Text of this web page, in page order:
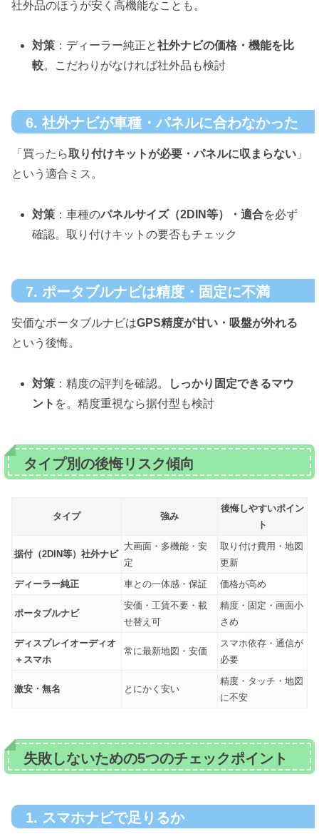
社外品のほうが安く高機能なことも。
対策 ：ディーラー純正と社外ナビの価格・機能を比
較。こだわりがなければ社外品も検討
6. 社外ナビが車種・パネルに合わなかった
「買ったら取り付けキットが必要・パネルに収まらない 」
という適合ミス。
対策 ：車種のパネルサイズ（2DIN等）・適合を必ず
確認。取り付けキットの要否もチェック
7. ポータブルナビは精度・固定に不満
安価なポータブルナビはGPS精度が甘い・吸盤が外れる
という後悔。
対策 ：精度の評判を確認。
しっかり固定できるマウ
ント を。精度重視なら据付型も検討
タイプ別の後悔リスク傾向
タイプ 強み
後悔しやすいポイン
ト
据付（2DIN等）社外ナビ
大画面・多機能・安
定
取り付け費用・地図
更新
ディーラー純正
車との一体感・保証 価格が高め
ポータブルナビ
安価・工賃不要・載
せ替え可
精度・固定・画面小
さめ
ディスプレイオーディオ
＋スマホ
常に最新地図・安価
スマホ依存・通信が
必要
激安・無名 とにかく安い
精度・タッチ・地図
に不安
失敗しないための5つのチェックポイント
1. スマホナビで足りるか